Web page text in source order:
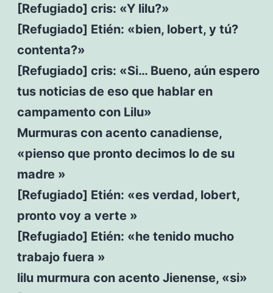
[Refugiado] cris: «Y lilu?»
[Refugiado] Etién: «bien, lobert, y tú?
contenta?»
[Refugiado] cris: «Si… Bueno, aún espero
tus noticias de eso que hablar en
campamento con Lilu»
Murmuras con acento canadiense,
«pienso que pronto decimos lo de su
madre »
[Refugiado] Etién: «es verdad, lobert,
pronto voy a verte »
[Refugiado] Etién: «he tenido mucho
trabajo fuera »
lilu murmura con acento Jienense, «si»